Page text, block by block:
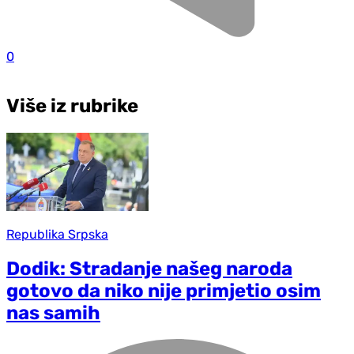
0
Više iz rubrike
Republika Srpska
Dodik: Stradanje našeg naroda
gotovo da niko nije primjetio osim
nas samih